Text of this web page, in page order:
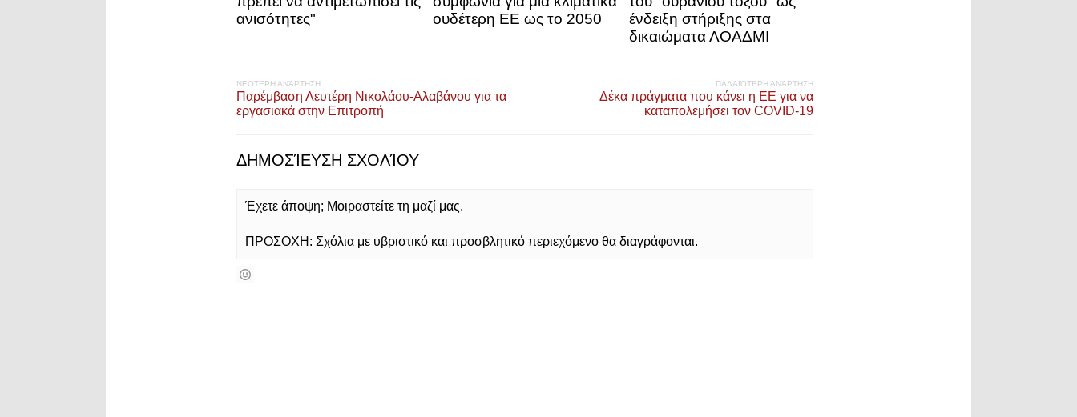
ανισότητες"
ουδέτερη ΕΕ ως το 2050
ένδειξη στήριξης στα
δικαιώματα ΛΟΑΔΜΙ
ΝΕΌΤΕΡΗ ΑΝΆΡΤΗΣΗ
Παρέμβαση Λευτέρη Νικολάου-Αλαβάνου για τα
εργασιακά στην Επιτροπή
ΠΑΛΑΙΌΤΕΡΗ ΑΝΆΡΤΗΣΗ
Δέκα πράγματα που κάνει η ΕΕ για να
καταπολεμήσει τον COVID-19
ΔΗΜΟΣΊΕΥΣΗ ΣΧΟΛΊΟΥ
Έχετε άποψη; Μοιραστείτε τη μαζί μας.
ΠΡΟΣΟΧΗ: Σχόλια με υβριστικό και προσβλητικό περιεχόμενο θα διαγράφονται.